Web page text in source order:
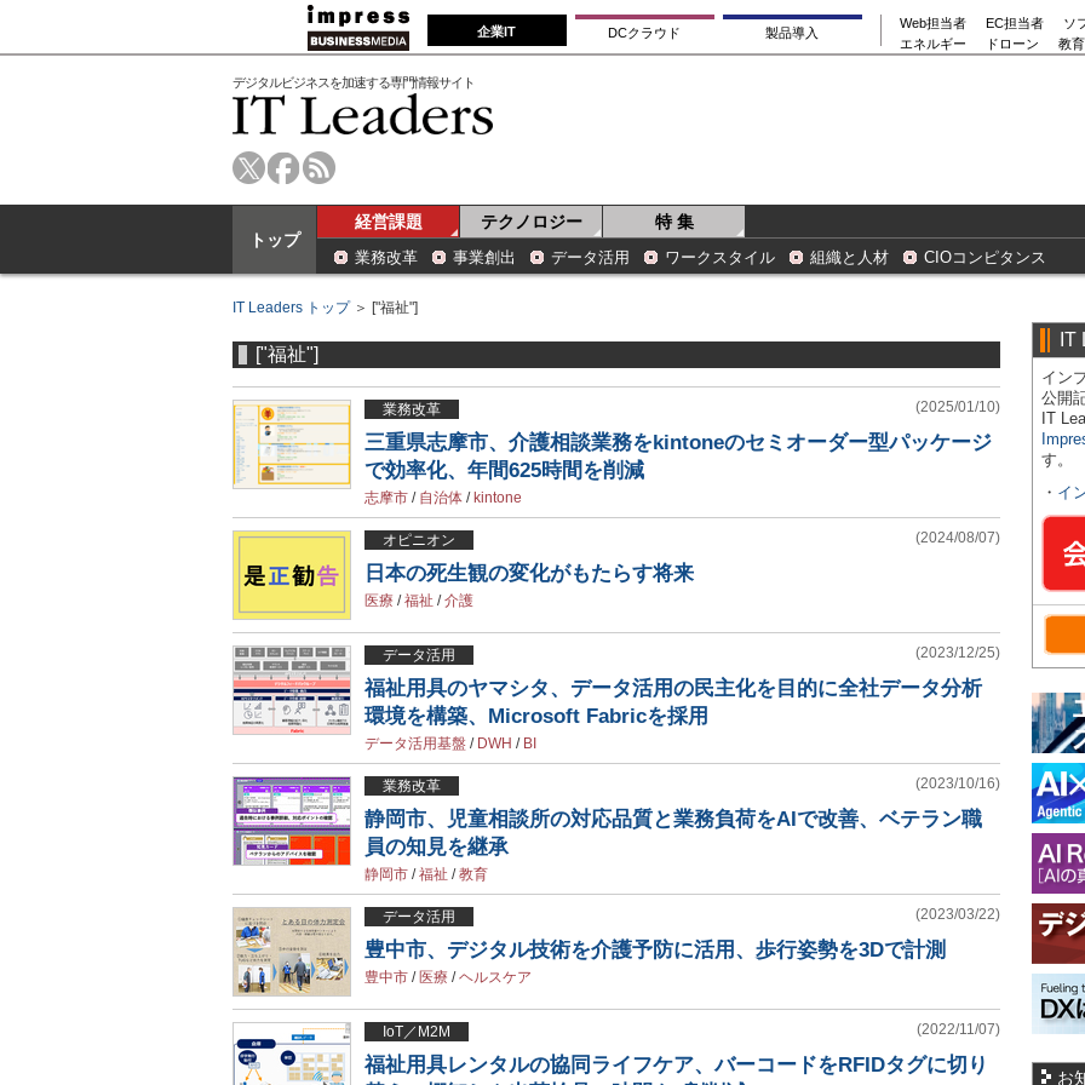
企業IT DCクラウド 製品導入
Web担当者 EC担当者
ソ
エネルギー
ドローン 教
デジタルビジネスを加速する専門情報サイト
トップ
経営課題 テクノロジー 特 集
業務改革 事業創出 データ活用 ワークスタイル 組織と人材 CIOコンピタンス
IT Leaders トップ＞ ["福祉"]
["福祉"]
業務改革 (2025/01/10)
三重県志摩市、介護相談業務をkintoneのセミオーダー型パッケージ
で効率化、年間625時間を削減
志摩市 / 自治体 / kintone
オピニオン (2024/08/07)
日本の死生観の変化がもたらす将来
医療 /福祉 /介護
データ活用 (2023/12/25)
福祉用具のヤマシタ、データ活用の民主化を目的に全社データ分析
環境を構築、Microsoft Fabricを採用
データ活用基盤 / DWH / BI
業務改革 (2023/10/16)
静岡市、児童相談所の対応品質と業務負荷をAIで改善、ベテラン職
員の知見を継承
静岡市 /福祉 /教育
データ活用 (2023/03/22)
豊中市、デジタル技術を介護予防に活用、歩行姿勢を3Dで計測
豊中市 / 医療 /ヘルスケア
IoT／M2M (2022/11/07)
福祉用具レンタルの協同ライフケア、バーコードをRFIDタグに切り
IT
イン
公開
IT
す。
・ イ
お